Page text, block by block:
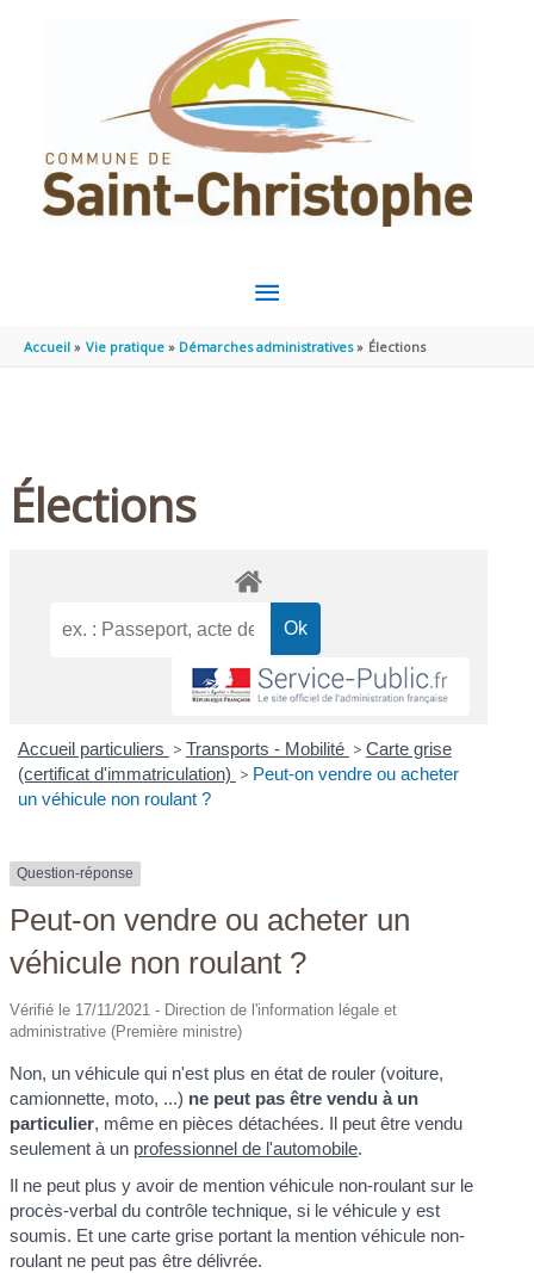
MENU
PRINCIPAL
Accueil Vie pratique Démarches administratives Élections
Élections
Accueil particuliers > Transports - Mobilité > Carte grise
(certificat d'immatriculation) > Peut-on vendre ou acheter
un véhicule non roulant ?
Question-réponse
Peut-on vendre ou acheter un
véhicule non roulant ?
Vérifié le 17/11/2021 - Direction de l'information légale et
administrative (Première ministre)
Non, un véhicule qui n'est plus en état de rouler (voiture,
camionnette, moto, ...) ne peut pas être vendu à un
particulier, même en pièces détachées. Il peut être vendu
seulement à un professionnel de l'automobile.
Il ne peut plus y avoir de mention véhicule non-roulant sur le
procès-verbal du contrôle technique, si le véhicule y est
soumis. Et une carte grise portant la mention véhicule non-
roulant ne peut pas être délivrée.